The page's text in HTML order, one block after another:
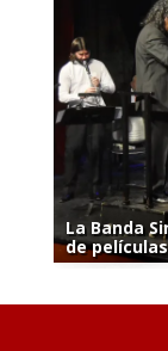
La Banda
de películas